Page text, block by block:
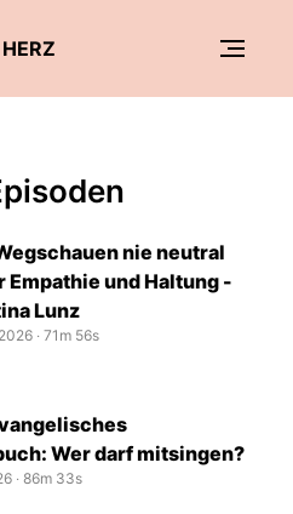
nie neutral
Empathie und Haltung -
Lunz
‧ 71m 56s
Wer darf mitsingen?
‧ 86m 33s